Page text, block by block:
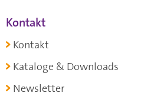
Kontakt
Kontakt
Kataloge & Downloads
Newsletter